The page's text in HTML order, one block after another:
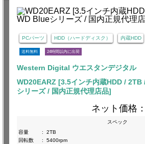
PCパーツ HDD（ハードディスク） 内蔵HDD
送料無料 24時間以内に出荷
Western Digital ウエスタンデジタル
WD20EARZ [3.5インチ内蔵HDD /
シリーズ / 国内正規代理店品]
ネット価格：
スペック
容量
:
2TB
回転数
:
5400rpm